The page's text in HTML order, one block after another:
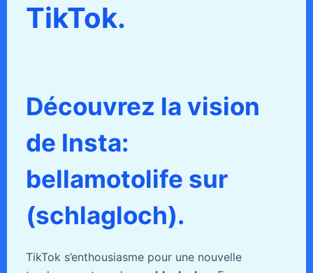
TikTok.
Découvrez la vision
de Insta:
bellamotolife sur
(schlagloch).
TikTok s’enthousiasme pour une nouvelle